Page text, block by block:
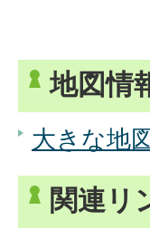
地図情
大きな地
関連リ